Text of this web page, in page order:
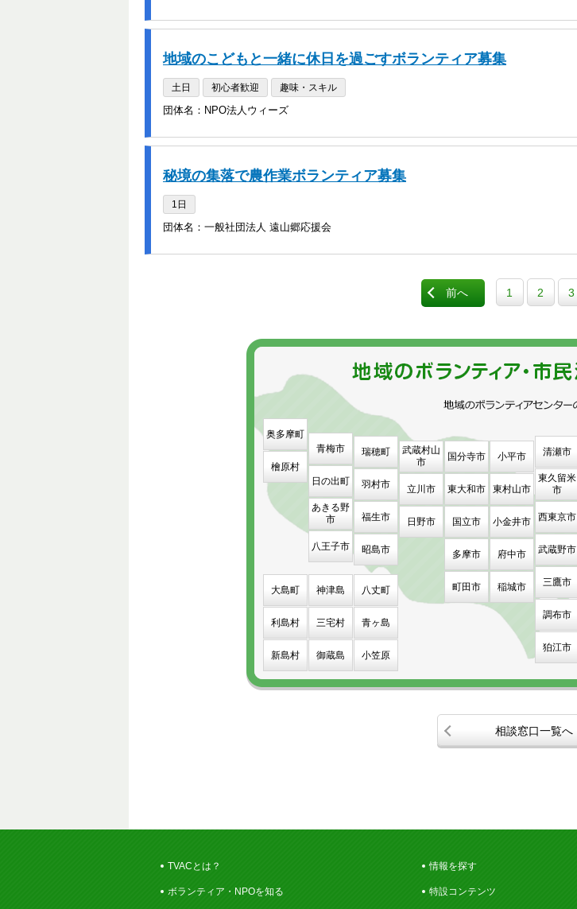
地域のこどもと一緒に休日を過ごすボランティア募集
土日 初心者歓迎 趣味・スキル
団体名：NPO法人ウィーズ
秘境の集落で農作業ボランティア募集
1日
団体名：一般社団法人 遠山郷応援会
前へ 1 2 3
八王子市
立川市
武蔵野市
三鷹市
青梅市
府中市
昭島市
調布市
町田市
小金井市
小平市
日野市
東村山市
国分寺市
国立市 西東京市
福生市
狛江市
東大和市
清瀬市
東久留米
市
武蔵村山
市
多摩市
稲城市
羽村市
あきる野
市
瑞穂町
日の出町
檜原村
奥多摩町
大島町
三宅村
御蔵島
八丈町
青ヶ島
小笠原
新島村
神津島
利島村
相談窓口一覧へ
TVACとは？ 情報を探す
ボランティア・NPOを知る 特設コンテンツ